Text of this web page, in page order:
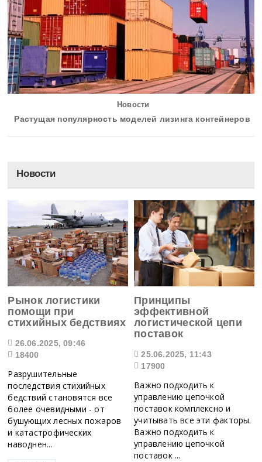
Новости
Растущая популярность моделей лизинга контейнеров
Новости
Рынок логистики
помощи при
стихийных бедствиях
26.06.2025, 09:46
18400
Разрушительные
последствия стихийных
бедствий становятся все
более очевидными - от
бушующих лесных пожаров
и катастрофических
наводнен...
Принципы
эффективной
логистической цепи
поставок
25.06.2025, 11:43
17900
Важно подходить к
управлению цепочкой
поставок комплексно и
учитывать все эти факторы.
Важно подходить к
управлению цепочкой
поставок ...